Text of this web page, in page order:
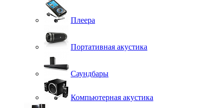
Плеера
Портативная акустика
Саундбары
Компьютерная акустика